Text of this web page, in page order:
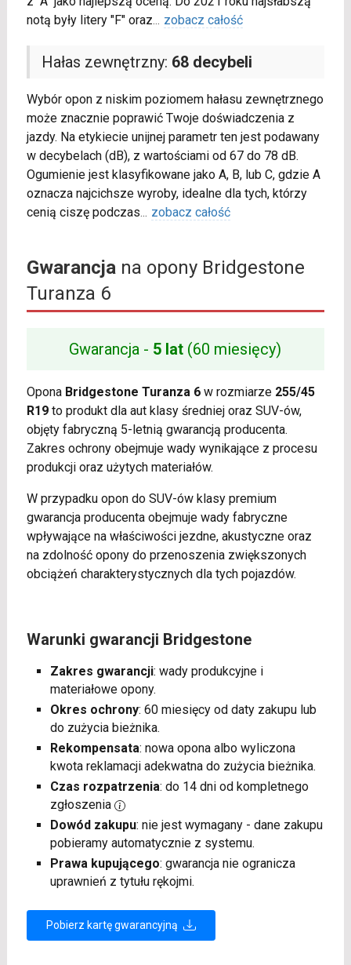
notą były litery "F" oraz... zobacz całość
Hałas zewnętrzny: 68 decybeli
Wybór opon z niskim poziomem hałasu zewnętrznego
może znacznie poprawić Twoje doświadczenia z
jazdy. Na etykiecie unijnej parametr ten jest podawany
w decybelach (dB), z wartościami od 67 do 78 dB.
Ogumienie jest klasyfikowane jako A, B, lub C, gdzie A
oznacza najcichsze wyroby, idealne dla tych, którzy
cenią ciszę podczas... zobacz całość
Gwarancjana opony Bridgestone
Turanza 6
Gwarancja - 5 lat (60 miesięcy)
Opona Bridgestone Turanza 6w rozmiarze 255/45
R19to produkt dla aut klasy średniej oraz SUV-ów,
objęty fabryczną 5-letnią gwarancją producenta.
Zakres ochrony obejmuje wady wynikające z procesu
produkcji oraz użytych materiałów.
W przypadku opon do SUV-ów klasy premium
gwarancja producenta obejmuje wady fabryczne
wpływające na właściwości jezdne, akustyczne oraz
na zdolność opony do przenoszenia zwiększonych
obciążeń charakterystycznych dla tych pojazdów.
Warunki gwarancji Bridgestone
Zakres gwarancji: wady produkcyjne i
materiałowe opony.
Okres ochrony: 60 miesięcy od daty zakupu lub
do zużycia bieżnika.
Rekompensata: nowa opona albo wyliczona
kwota reklamacji adekwatna do zużycia bieżnika.
Czas rozpatrzenia: do 14 dni od kompletnego
zgłoszenia
Dowód zakupu: nie jest wymagany - dane zakupu
pobieramy automatycznie z systemu.
Prawa kupującego: gwarancja nie ogranicza
uprawnień z tytułu rękojmi.
Pobierz kartę gwarancyjną